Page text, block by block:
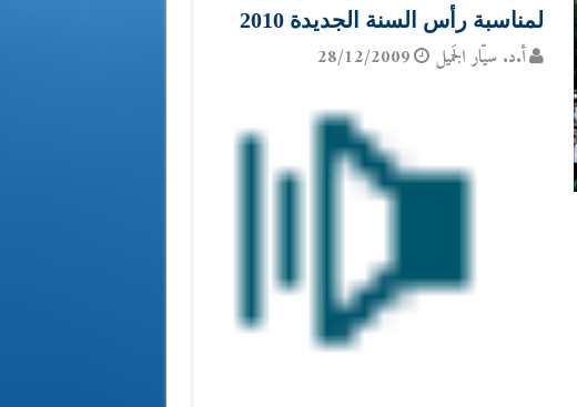
لمناسبة رأس السنة الجديدة 2010
أ.د. سيّار الجَميل 28/12/2009